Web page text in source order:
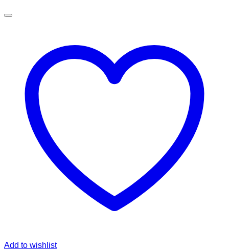
Add to wishlist